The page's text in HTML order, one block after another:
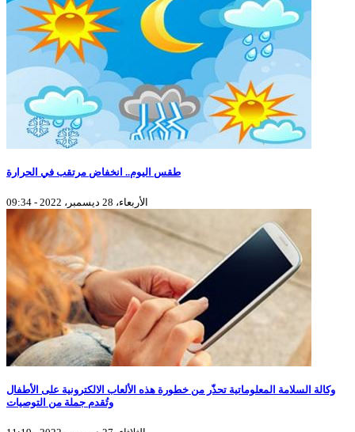
طقس اليوم.. انخفاض مرتقب في الحرارة
الأربعاء، 28 ديسمبر، 2022 - 09:34
وكالة السلامة المعلوماتية تحذّر من خطورة هذه الألعاب الالكترونية على الأطفال
وتُقدم جملة من التوصيات